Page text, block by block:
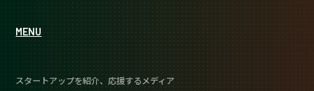
MENU
スタートアップを紹介、応援するメディア